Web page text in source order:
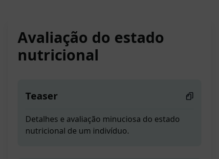
Avaliação do estado
nutricional
Teaser
Detalhes e avaliação minuciosa do estado
nutricional de um indivíduo.